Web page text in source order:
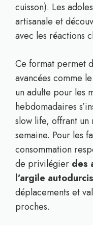
cuisson). Les
artisanale et
avec les réactions
Ce format permet
avancées comme
un adulte pour les
hebdomadaires
slow life, offrant
semaine. Pour les
consommation
de privilégier des
l’argile
déplacements et
proches.